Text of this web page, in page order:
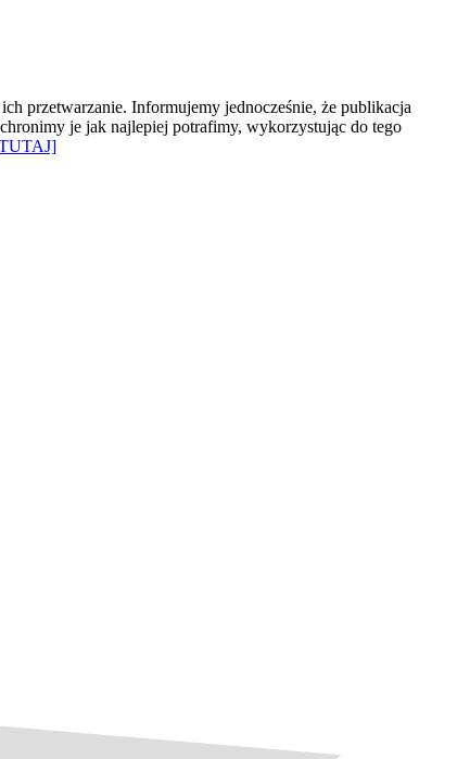
przetwarzanie. Informujemy jednocześnie, że publikacja
je jak najlepiej potrafimy, wykorzystując do tego